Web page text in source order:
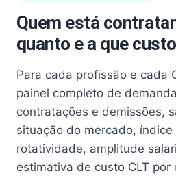
Quem está
quanto e a que custo
Para cada profissão e cada
painel completo de
contratações e demissões,
situação do mercado,
rotatividade, amplitude
estimativa de custo CLT por